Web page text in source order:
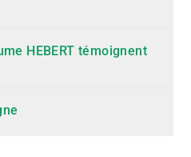
HEBERT témoignent